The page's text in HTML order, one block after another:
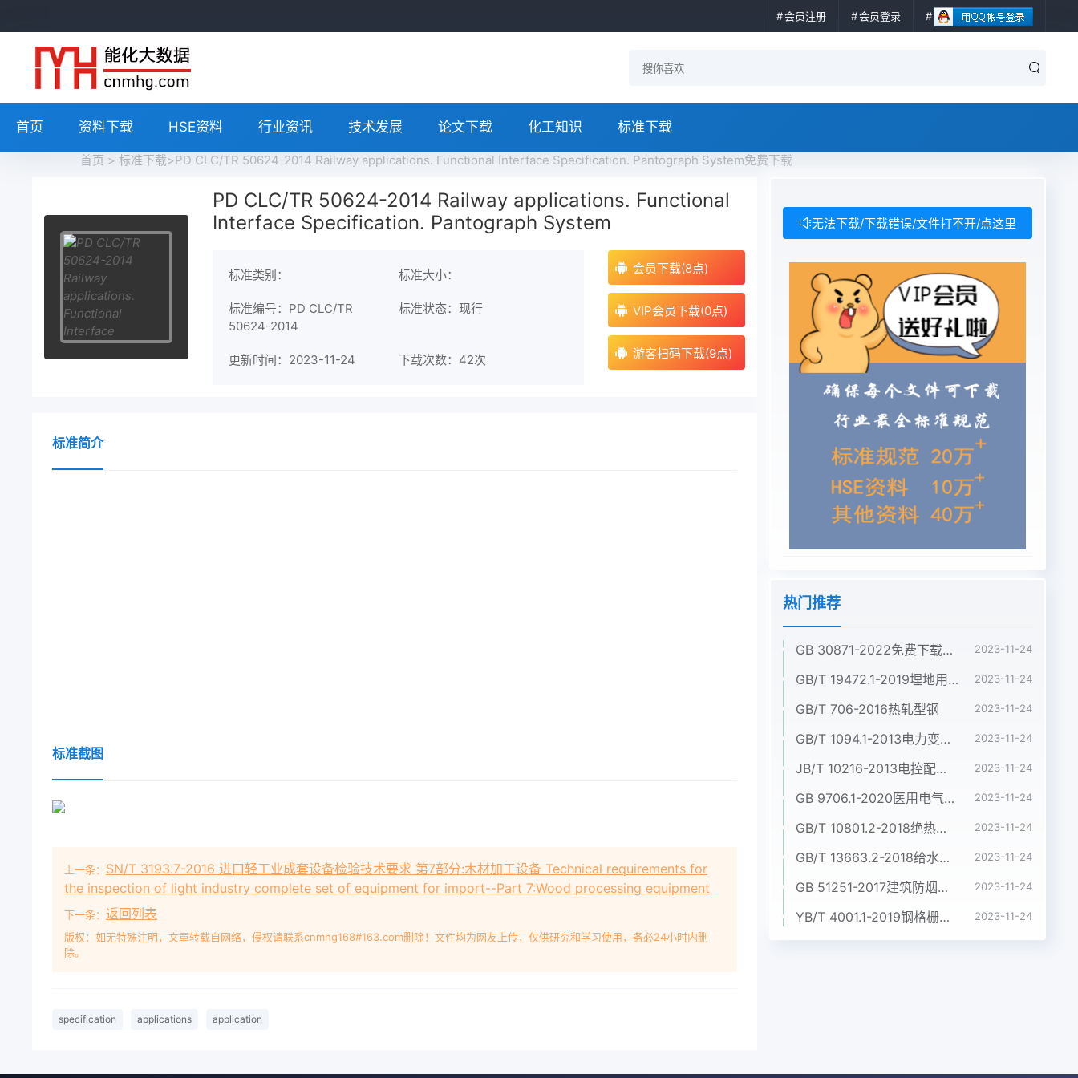
会员注册 会员登录
首页 资料下载 HSE资料 行业资讯 技术发展 论文下载 化工知识 标准下载
首页 > 标准下载>PD CLC/TR 50624-2014 Railway applications. Functional Interface Specification. Pantograph System免费下载
PD CLC/TR 50624-2014 Railway applications. Functional
Interface Specification. Pantograph System
标准类别： 标准大小：
标准编号：PD CLC/TR
50624-2014
标准状态：现行
更新时间：2023-11-24 下载次数： 42次
会员下载(8点)
VIP会员下载(0点)
游客扫码下载(9点)
标准简介
标准截图
上一条： SN/T 3193.7-2016 进口轻工业成套设备检验技术要求 第7部分:木材加工设备 Technical requirements for
the inspection of light industry complete set of equipment for import--Part 7:Wood processing equipment
下一条： 返回列表
版权：如无特殊注明，文章转载自网络，侵权请联系cnmhg168#163.com删除！文件均为网友上传，仅供研究和学习使用，务必24小时内删
除。
specification applications application
无法下载/下载错误/文件打不开/点这里
热门推荐
GB 30871-2022免费下载危险化学品企业特殊作业安全规范 2023-11-24
GB/T 19472.1-2019埋地用聚乙烯(PE)结构壁管道系统 第1部分:聚乙烯双壁波纹管材 2023-11-24
GB/T 706-2016热轧型钢 2023-11-24
GB/T 1094.1-2013电力变压器 第1部分:总则 2023-11-24
JB/T 10216-2013电控配电用电缆桥架 2023-11-24
GB 9706.1-2020医用电气设备 第1部分:基本安全和基本性能的通用要求 2023-11-24
GB/T 10801.2-2018绝热用挤塑聚苯乙烯泡沫塑料(XPS) 2023-11-24
GB/T 13663.2-2018给水用聚乙烯(PE)管道系统 第2部分:管材 2023-11-24
GB 51251-2017建筑防烟排烟系统技术标准 2023-11-24
YB/T 4001.1-2019钢格栅板及配套件 第1部分:钢格栅板 2023-11-24